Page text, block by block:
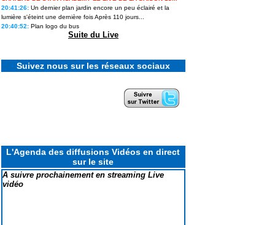
Star Academy 13 : les candidats
prêts à ouvrir un nouveau chapitre
en solo ils en disent plus sur leurs
« Je me suis préparée à cette
sortie » : Lou raconte les coulisses
de son élimination de Secret story
2026 : « Je me suis dit : tu ne
peux pas passer pour une
perdante. »
20:41:26: Un dernier plan jardin encore un peu éclairé et la
lumière s'éteint une dernière fois Après 110 jours...
20:40:52: Plan logo du bus
Suite du Live
Suivez nous sur les réseaux sociaux
L'Agenda des diffusions Vidéos en direct
sur le site
A suivre prochainement en streaming Live
vidéo